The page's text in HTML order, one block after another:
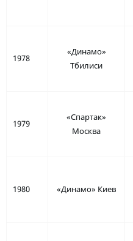
1978
«Динамо»
Тбилиси
1979
«Спартак»
Москва
1980 «Динамо» Киев